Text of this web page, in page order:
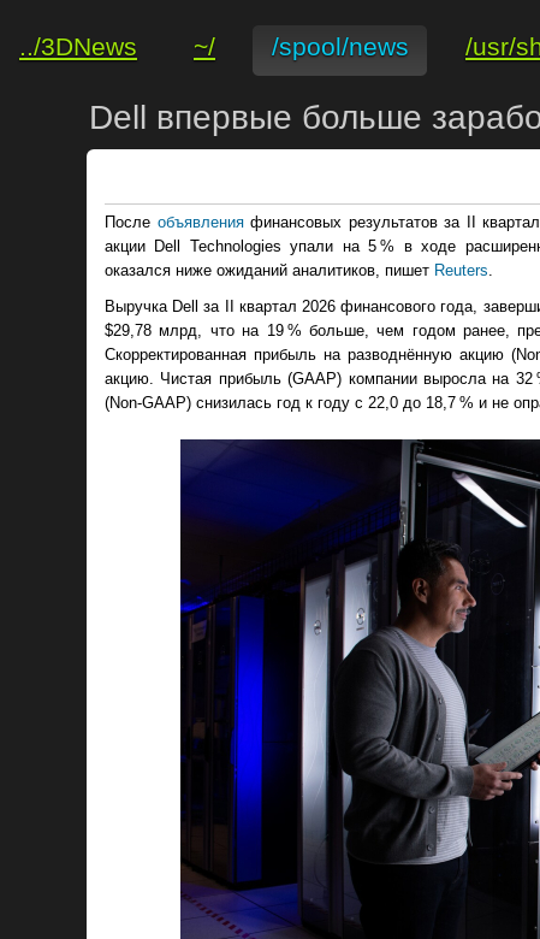
../3DNews ~/ /spool/news /usr/
Dell впервые больше
После объявленияфинансовых результатов за II
акции Dell Technologies упали на 5 % в ходе
оказался ниже ожиданий аналитиков, пишет Reuters.
Выручка Dell за II квартал 2026 финансового года,
$29,78 млрд, что на 19 % больше, чем годом ранее,
Скорректированная прибыль на разводнённую акцию
акцию. Чистая прибыль (GAAP) компании выросла на
(Non-GAAP) снизилась год к году с 22,0 до 18,7 % и не